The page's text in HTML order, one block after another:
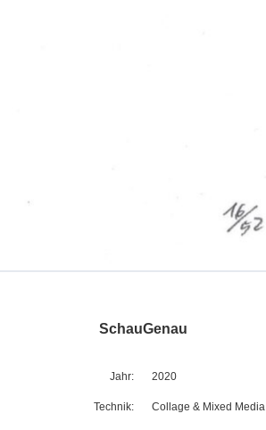
SchauGenau
Jahr:
Technik:
2020
Collage & Mixed Media